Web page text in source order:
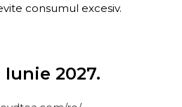
consumul excesiv.
2027.